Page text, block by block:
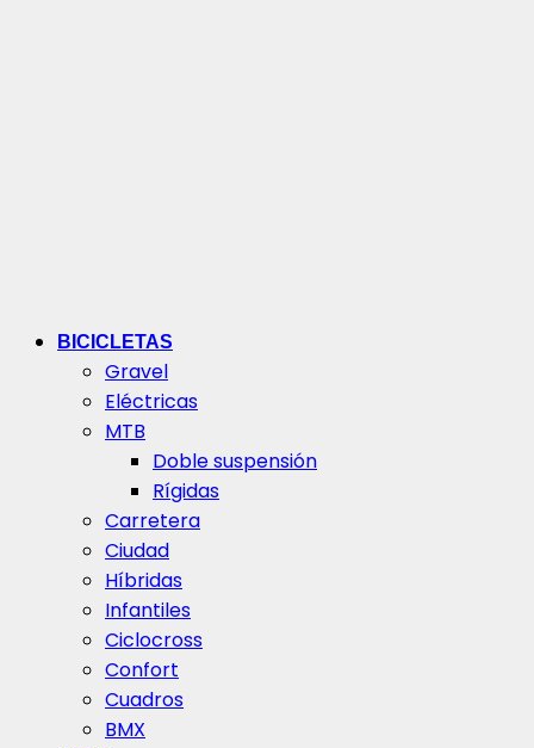
BICICLETAS
Gravel
Eléctricas
MTB
Doble suspensión
Rígidas
Carretera
Ciudad
Híbridas
Infantiles
Ciclocross
Confort
Cuadros
BMX